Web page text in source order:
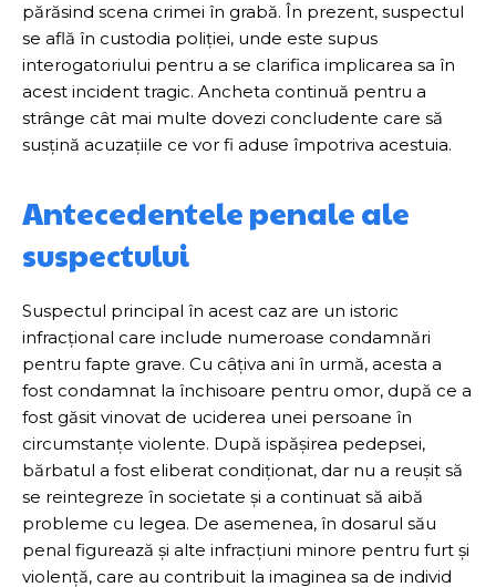
părăsind scena crimei în grabă. În prezent, suspectul
se află în custodia poliției, unde este supus
interogatoriului pentru a se clarifica implicarea sa în
acest incident tragic. Ancheta continuă pentru a
strânge cât mai multe dovezi concludente care să
susțină acuzațiile ce vor fi aduse împotriva acestuia.
Antecedentele penale ale
suspectului
Suspectul principal în acest caz are un istoric
infracțional care include numeroase condamnări
pentru fapte grave. Cu câțiva ani în urmă, acesta a
fost condamnat la închisoare pentru omor, după ce a
fost găsit vinovat de uciderea unei persoane în
circumstanțe violente. După ispășirea pedepsei,
bărbatul a fost eliberat condiționat, dar nu a reușit să
se reintegreze în societate și a continuat să aibă
probleme cu legea. De asemenea, în dosarul său
penal figurează și alte infracțiuni minore pentru furt și
violență, care au contribuit la imaginea sa de individ